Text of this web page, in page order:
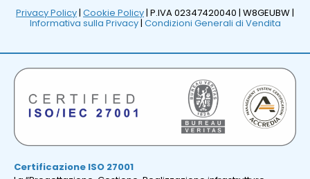
Privacy Policy| Cookie Policy| P.IVA 02347420040 | W8GEUBW |
Informativa sulla Privacy| Condizioni Generali di Vendita
Certificazione ISO 27001